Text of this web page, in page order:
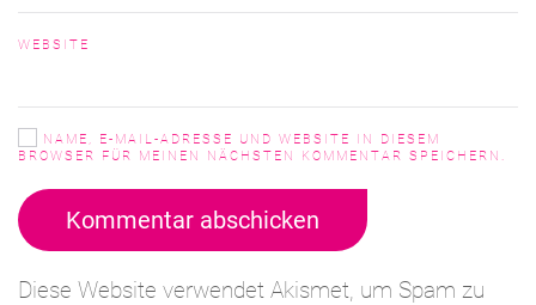
WEBSITE
NAME, E-MAIL-ADRESSE UND WEBSITE IN DIESEM
BROWSER FÜR MEINEN NÄCHSTEN KOMMENTAR SPEICHERN.
Kommentar abschicken
Diese Website verwendet Akismet, um Spam zu